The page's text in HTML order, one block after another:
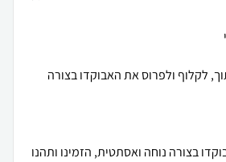
לקלוף ולפרוס את האבוקדו בצורה
בצורה נוחה ואסתטית, הזמינו ותהנו